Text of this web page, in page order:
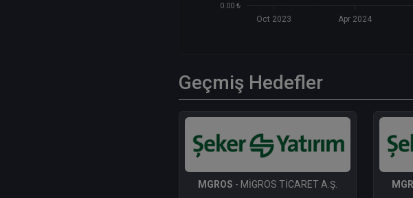
0.00 ₺
Oct 2023 Apr 2024
Geçmiş Hedefler
MGROS - MİGROS TİCARET A.Ş.